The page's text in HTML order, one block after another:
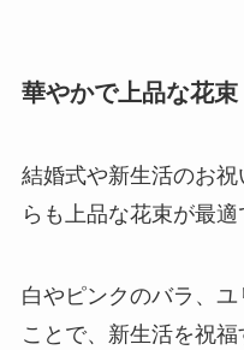
華やかで上品な花束
結婚式や新生活のお
らも上品な花束が最適
白やピンクのバラ、
ことで、新生活を祝